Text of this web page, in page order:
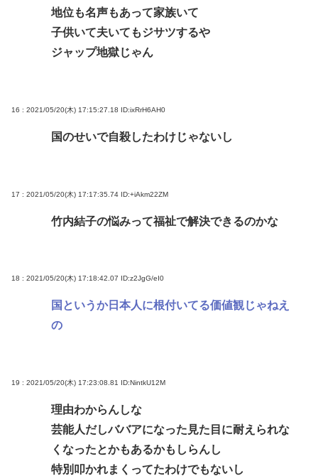
地位も名声もあって家族いて
子供いて夫いてもジサツするや
ジャップ地獄じゃん
16 : 2021/05/20(木) 17:15:27.18 ID:ixRrH6AH0
国のせいで自殺したわけじゃないし
17 : 2021/05/20(木) 17:17:35.74 ID:+iAkm22ZM
竹内結子の悩みって福祉で解決できるのかな
18 : 2021/05/20(木) 17:18:42.07 ID:z2JgG/eI0
国というか日本人に根付いてる価値観じゃねえ
の
19 : 2021/05/20(木) 17:23:08.81 ID:NintkU12M
理由わからんしな
芸能人だしババアになった見た目に耐えられな
くなったとかもあるかもしらんし
特別叩かれまくってたわけでもないし